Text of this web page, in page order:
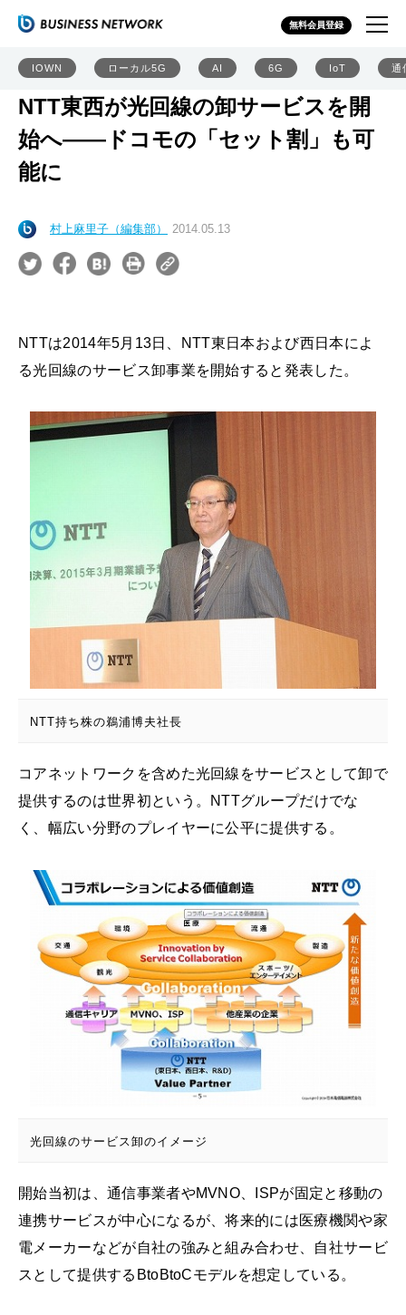
無料会員登録
IOWN ローカル5G AI 6G IoT 通
NTT東西が光回線の卸サービスを開
始へ――ドコモの「セット割」も可
能に
村上麻里子（編集部） 2014.05.13
NTTは2014年5月13日、NTT東日本および西日本によ
る光回線のサービス卸事業を開始すると発表した。
NTT持ち株の鵜浦博夫社長
コアネットワークを含めた光回線をサービスとして卸で
提供するのは世界初という。NTTグループだけでな
く、幅広い分野のプレイヤーに公平に提供する。
光回線のサービス卸のイメージ
開始当初は、通信事業者やMVNO、ISPが固定と移動の
連携サービスが中心になるが、将来的には医療機関や家
電メーカーなどが自社の強みと組み合わせ、自社サービ
スとして提供するBtoBtoCモデルを想定している。